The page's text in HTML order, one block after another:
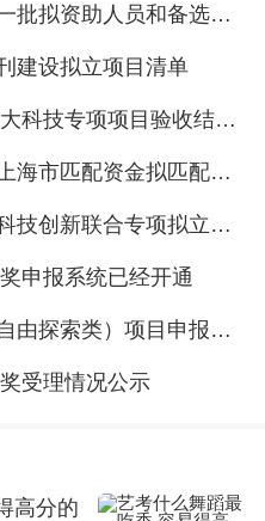
博士后科学基金会公示一批拟资助人员和备选人员名单
建设拟立项目清单
2023年第四批河南省重大科技专项项目验收结果公示
国家重要科技计划项目上海市匹配资金拟匹配项目公示
云南省科技厅公示林草科技创新联合专项拟立项项目
申报系统已经开通
山西省基础研究计划（自由探索类）项目申报通知发布
受理情况公示
高分的